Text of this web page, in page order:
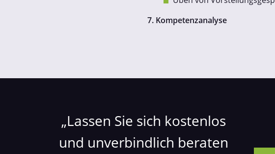
7. Kompetenzanalyse
Lassen Sie sich kostenlos
und unverbindlich beraten